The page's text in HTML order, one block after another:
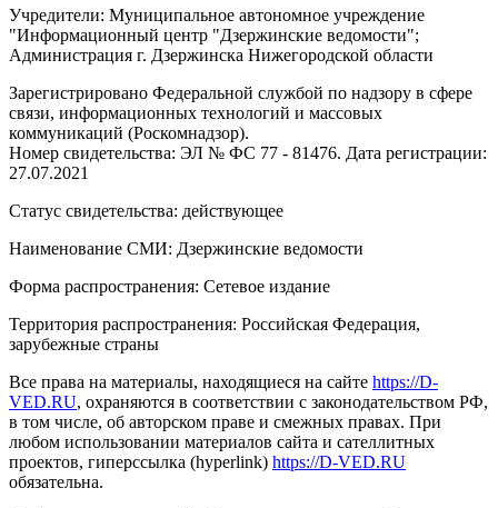
Учредители: Муниципальное автономное учреждение
"Информационный центр "Дзержинские ведомости";
Администрация г. Дзержинска Нижегородской области
Зарегистрировано Федеральной службой по надзору в сфере
связи, информационных технологий и массовых
коммуникаций (Роскомнадзор).
Номер свидетельства: ЭЛ № ФС 77 - 81476. Дата регистрации:
27.07.2021
Статус свидетельства: действующее
Наименование СМИ: Дзержинские ведомости
Форма распространения: Сетевое издание
Территория распространения: Российская Федерация,
зарубежные страны
Все права на материалы, находящиеся на сайте https://D-
VED.RU, охраняются в соответствии с законодательством РФ,
в том числе, об авторском праве и смежных правах. При
любом использовании материалов сайта и сателлитных
проектов, гиперссылка (hyperlink) https://D-VED.RU
обязательна.